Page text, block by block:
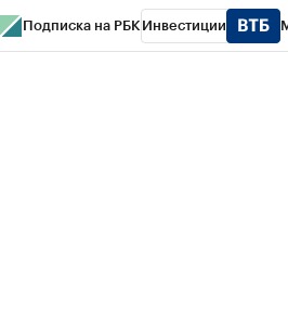
Подписка на РБК Инвестиции